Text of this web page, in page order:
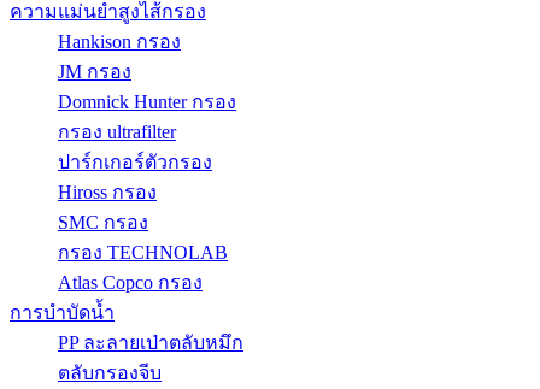
ความแม่นยำสูงไส้กรอง
Hankison กรอง
JM กรอง
Domnick Hunter กรอง
กรอง ultrafilter
ปาร์กเกอร์ตัวกรอง
Hiross กรอง
SMC กรอง
กรอง TECHNOLAB
Atlas Copco กรอง
การบำบัดน้ำ
PP ละลายเป่าตลับหมึก
ตลับกรองจีบ